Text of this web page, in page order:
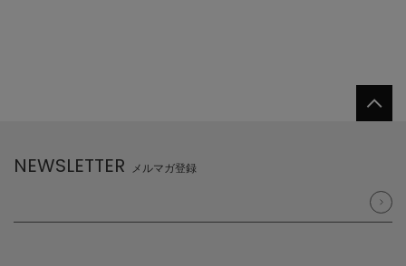
NEWSLETTER メルマガ登録